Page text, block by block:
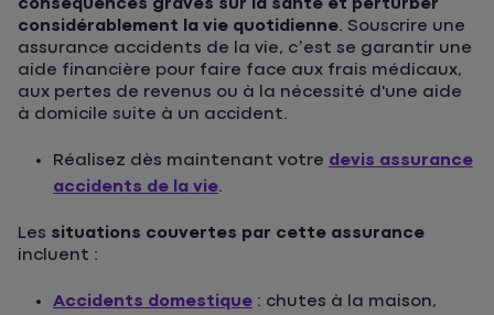
conséquences graves sur la santé et perturber
considérablement la vie quotidienne. Souscrire une
assurance accidents de la vie, c’est se garantir une
aide financière pour faire face aux frais médicaux,
aux pertes de revenus ou à la nécessité d'une aide
à domicile suite à un accident.
Réalisez dès maintenant votre devis assurance
accidents de la vie.
Les situations couvertes par cette assurance
incluent :
Accidents domestique : chutes à la maison,